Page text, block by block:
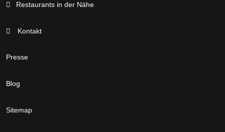
Restaurants in der Nähe
Kontakt
Presse
Blog
Sitemap